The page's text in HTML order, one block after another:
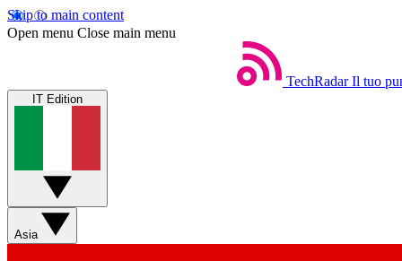
Skip to main content
Open menu Close main menu
TechRadar Il tuo
IT Edition
Asia